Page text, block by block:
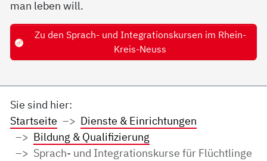
man leben will.
Zu den Sprach- und Integrationskursen im Rhein-
Kreis-Neuss
Sie sind hier:
Startseite
Dienste & Einrichtungen
Bildung & Qualifizierung
Sprach- und Integrationskurse für Flüchtlinge